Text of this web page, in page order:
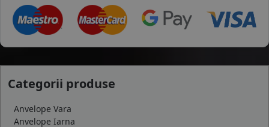
Categorii produse
Anvelope Vara
Anvelope Iarna